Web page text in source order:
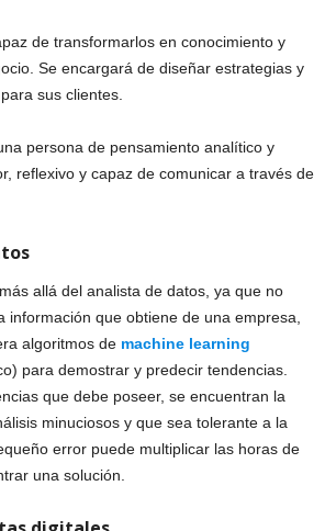
de transformarlos en conocimiento y
Se encargará de diseñar estrategias y
sus clientes.
persona de pensamiento analítico y
reflexivo y capaz de comunicar a través de
allá del analista de datos, ya que no
información que obtiene de una empresa,
algoritmos de machine learning
para demostrar y predecir tendencias.
que debe poseer, se encuentran la
minuciosos y que sea tolerante a la
error puede multiplicar las horas de
una solución.